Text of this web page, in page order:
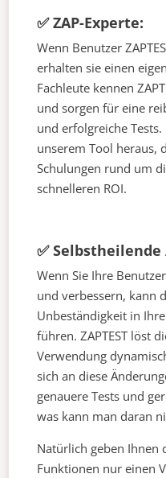
✅ ZAP-Experte:
Wenn Benutzer
erhalten sie einen
Fachleute kennen
und sorgen für eine
und erfolgreiche
unserem Tool heraus,
Schulungen rund um
schnelleren ROI.
✅
Wenn Sie Ihre
und verbessern, kann
Unbeständigkeit in
führen. ZAPTEST löst
Verwendung
sich an diese
genauere Tests und
was kann man daran
Natürlich geben Ihnen
Funktionen nur einen